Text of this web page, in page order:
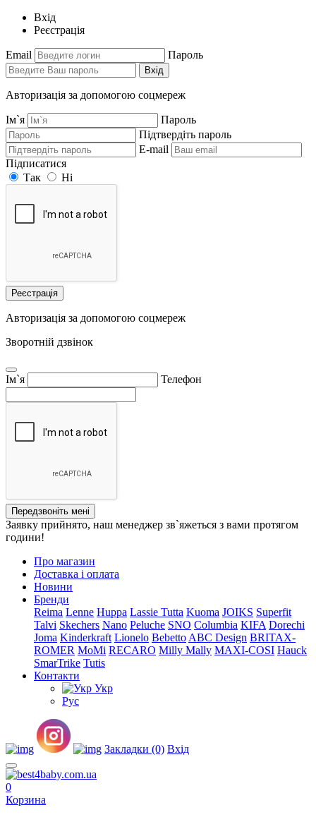
Вхід
Реєстрація
Email Пароль
Вхід
Авторизація за допомогою соцмереж
Ім`я
Пароль
Підтвердіть пароль
E-mail
Підписатися
Так
Ні
Реєстрація
Авторизація за допомогою соцмереж
Зворотній дзвінок
Ім`я Телефон
Передзвоніть мені
Заявку прийнято, наш менеджер зв`яжеться з вами протягом
години!
Про магазин
Доставка і оплата
Новини
Бренди
Reima Lenne Huppa Lassie Tutta Kuoma JOIKS Superfit
Talvi Skechers Nano Peluche SNO Columbia KIFA Dorechi
Joma Kinderkraft Lionelo Bebetto ABC Design BRITAX-
ROMER MoMi RECARO Milly Mally MAXI-COSI Hauck
SmarTrike Tutis
Контакти
Укр
Рус
Закладки (0) Вхід
0
Корзина